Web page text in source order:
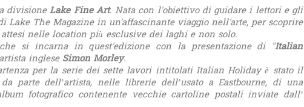
divisioneLake Fine Art. Nata con l'obiettivo di guidare i lettori e gli
Lake The Magazine in un'affascinante viaggio nell'arte, per scoprire
nelle location più esclusive dei laghi e non solo.
si incarna in quest'edizione con la presentazione di "Italian
inglese Simon Morley.
per la serie dei sette lavori intitolati Italian Holiday è stato il
parte dell’artista, nelle librerie dell’usato a Eastbourne, di una
fotografico contenente vecchie cartoline postali inviate dall’